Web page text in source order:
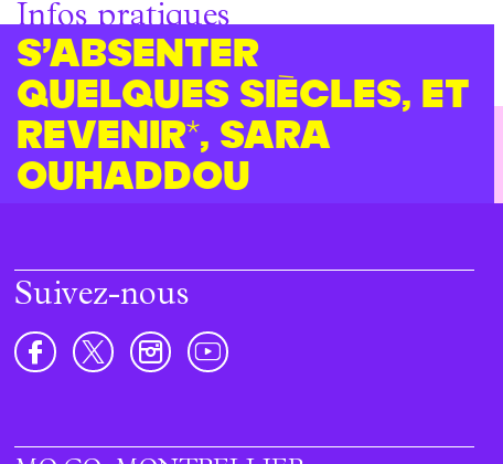
Infos pratiques
S’absenter
quelques siècles, et
revenir*, Sara
Ouhaddou
Suivez-nous